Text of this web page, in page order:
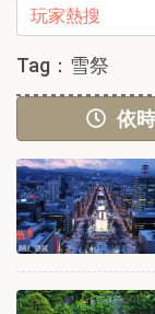
Tag：雪祭
依